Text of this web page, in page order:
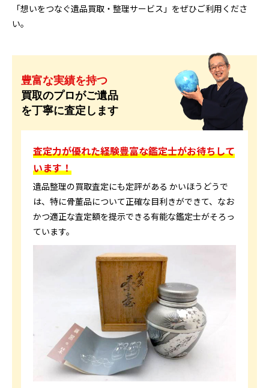
「想いをつなぐ遺品買取・整理サービス」をぜひご利用くださ
い。
豊富な実績を持つ
買取のプロがご遺品
を丁寧に査定します
査定力が優れた経験豊富な鑑定士がお待ちして
います！
遺品整理の買取査定にも定評がある かいほうどうで
は、特に骨董品について正確な目利きができて、なお
かつ適正な査定額を提示できる有能な鑑定士がそろっ
ています。